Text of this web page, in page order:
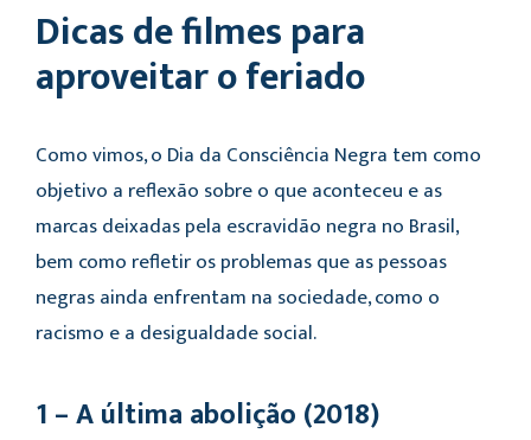
Dicas de filmes para
aproveitar o feriado
Como vimos, o Dia da Consciência Negra tem como
objetivo a reflexão sobre o que aconteceu e as
marcas deixadas pela escravidão negra no Brasil,
bem como refletir os problemas que as pessoas
negras ainda enfrentam na sociedade, como o
racismo e a desigualdade social.
1 – A última abolição (2018)